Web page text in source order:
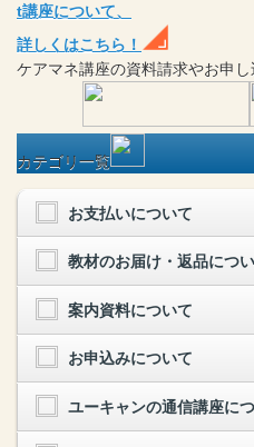
t講座について、
詳しくはこちら！
ケアマネ講座の資料請求やお申し
カテゴリ一覧
お支払いについて
教材のお届け・返品につ
案内資料について
お申込みについて
ユーキャンの通信講座に